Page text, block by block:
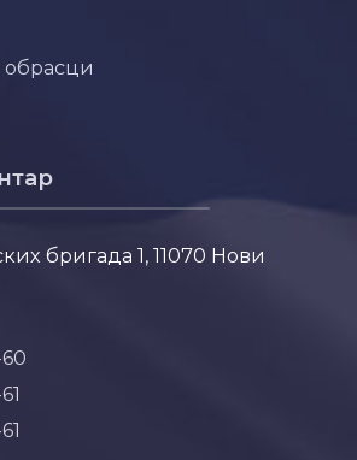
бригада 1, 11070 Нови